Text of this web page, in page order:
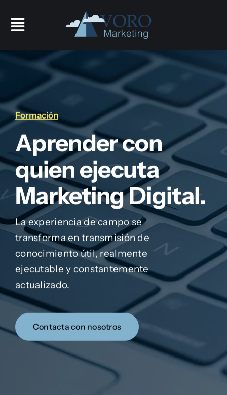
Toggle
Navigation
HOME
SERVICIOS
FORMACIÓN
NOSOTROS
Formación
Aprender con
quien ejecuta
Marketing Digital.
La experiencia de campo se
transforma en transmisión de
conocimiento útil, realmente
ejecutable y constantemente
actualizado.
Contacta con nosotros